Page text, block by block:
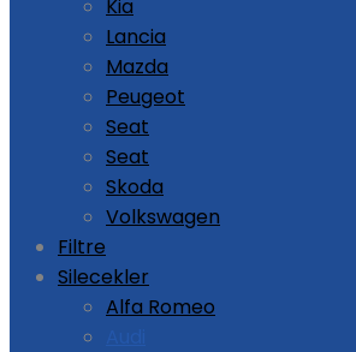
Kia
Lancia
Mazda
Peugeot
Seat
Seat
Skoda
Volkswagen
Filtre
Silecekler
Alfa Romeo